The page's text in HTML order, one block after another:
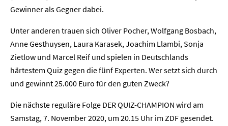
Gewinner als Gegner dabei.
Unter anderen trauen sich Oliver Pocher, Wolfgang Bosbach,
Anne Gesthuysen, Laura Karasek, Joachim Llambi, Sonja
Zietlow und Marcel Reif und spielen in Deutschlands
härtestem Quiz gegen die fünf Experten. Wer setzt sich durch
und gewinnt 25.000 Euro für den guten Zweck?
Die nächste reguläre Folge DER QUIZ-CHAMPION wird am
Samstag, 7. November 2020, um 20.15 Uhr im ZDF gesendet.
Home